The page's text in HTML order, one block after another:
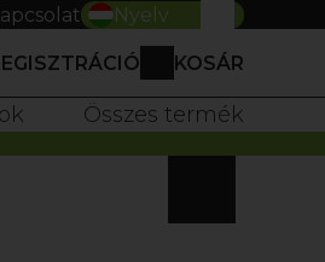
Nyelv
KOSÁR
Összes termék